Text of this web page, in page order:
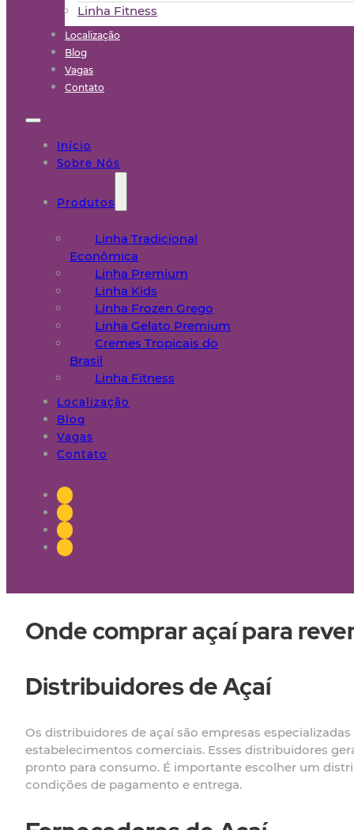
Linha Fitness
Localização
Blog
Vagas
Contato
Início
Sobre Nós
Produtos
Linha Tradicional
Econômica
Linha Premium
Linha Kids
Linha Frozen Grego
Linha Gelato Premium
Cremes Tropicais do
Brasil
Linha Fitness
Localização
Blog
Vagas
Contato
Onde comprar açaí para
Distribuidores de Açaí
Os distribuidores de açaí são empresas
estabelecimentos comerciais. Esses distribuidores
pronto para consumo. É importante escolher um
condições de pagamento e entrega.